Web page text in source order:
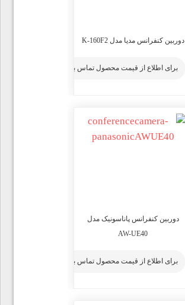
دوربین کنفرانس مدیا مدل K-160F2
برای اطلاع از قیمت محصول تماس بگیرید
دوربین کنفرانس پاناسونیک مدل
AW-UE40
برای اطلاع از قیمت محصول تماس بگیرید